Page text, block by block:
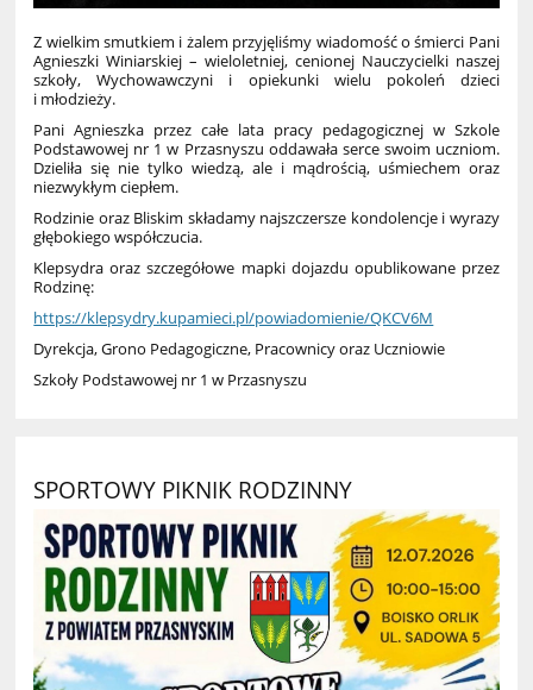
Z wielkim smutkiem i żalem przyjęliśmy wiadomość o śmierci Pani
Agnieszki Winiarskiej – wieloletniej, cenionej Nauczycielki naszej
szkoły, Wychowawczyni i opiekunki wielu pokoleń dzieci
i młodzieży.
​Pani Agnieszka przez całe lata pracy pedagogicznej w Szkole
Podstawowej nr 1 w Przasnyszu oddawała serce swoim uczniom.
Dzieliła się nie tylko wiedzą, ale i mądrością, uśmiechem oraz
niezwykłym ciepłem.
​Rodzinie oraz Bliskim składamy najszczersze kondolencje i wyrazy
głębokiego współczucia.
​Klepsydra oraz szczegółowe mapki dojazdu opublikowane przez
Rodzinę:
https://klepsydry.kupamieci.pl/powiadomienie/QKCV6M
​Dyrekcja, Grono Pedagogiczne, Pracownicy oraz Uczniowie
Szkoły Podstawowej nr 1 w Przasnyszu
SPORTOWY PIKNIK RODZINNY